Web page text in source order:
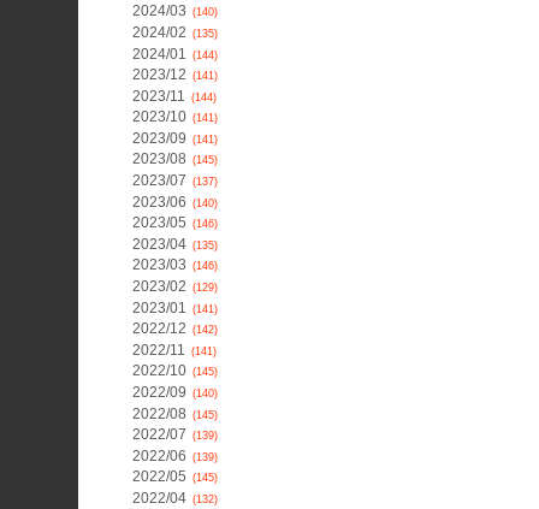
2024/03 (140)
2024/02 (135)
2024/01 (144)
2023/12 (141)
2023/11 (144)
2023/10 (141)
2023/09 (141)
2023/08 (145)
2023/07 (137)
2023/06 (140)
2023/05 (146)
2023/04 (135)
2023/03 (146)
2023/02 (129)
2023/01 (141)
2022/12 (142)
2022/11 (141)
2022/10 (145)
2022/09 (140)
2022/08 (145)
2022/07 (139)
2022/06 (139)
2022/05 (145)
2022/04 (132)